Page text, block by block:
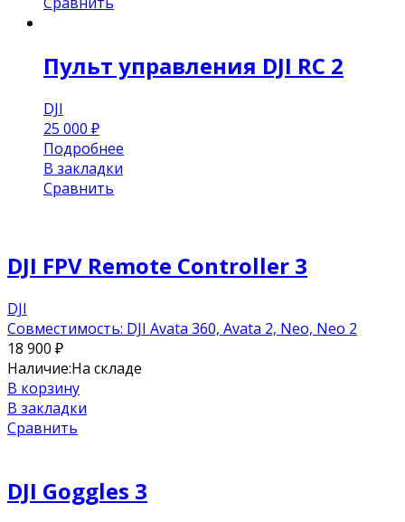
Пульт управления DJI RC 2
DJI
25 000 ₽
Подробнее
В закладки
Сравнить
DJI FPV Remote Controller 3
DJI
Совместимость: DJI Avata 360, Avata 2, Neo, Neo 2
18 900 ₽
Наличие:На складе
В корзину
В закладки
Сравнить
DJI Goggles 3